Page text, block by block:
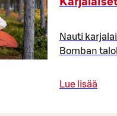
Nauti
Bomban
Lue lisää